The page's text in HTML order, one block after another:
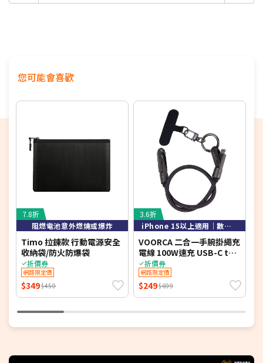
您可能會喜歡
7.8折
阻燃電池意外燃燒或爆炸
Timo 拉鍊款 行動電源安全
收納袋/防火防爆袋
折價券
網路限定價
$349$450
3.6折
iPhone 15以上適用｜數字顯示設計
VOORCA 二合一手腕掛繩充
電線 100W速充 USB-C to
USB-C 傳輸線 附墊片
(30cm)
折價券
網路限定價
$249$699